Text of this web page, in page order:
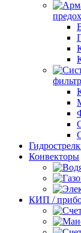
Конвекторы
КИП /